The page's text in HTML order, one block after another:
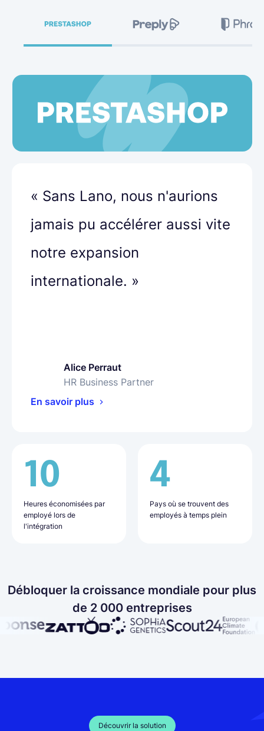
« Sans Lano, nous n'aurions
jamais pu accélérer aussi vite
notre expansion
internationale. »
Alice Perraut
HR Business Partner
En savoir plus
10
Heures économisées par
employé lors de
l'intégration
4
Pays où se trouvent des
employés à temps plein
Olha Petrenko
People Operations Specialist
En savoir plus
16
Jours nécessaires en
moyenne pour l'intégration
des nouvelles recrues
9
Pays où se trouvent les
employés
Bharat Siyani
VP of People
En savoir plus
50%
Moins de charge
administrative
20+
Employés recrutés grâce à
Lano
Débloquer la croissance mondiale pour plus
de 2 000 entreprises
Découvrir la solution